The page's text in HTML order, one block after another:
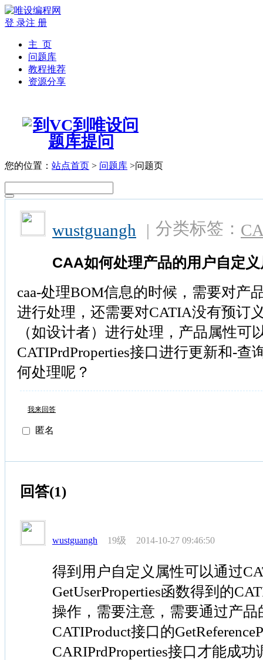
登 录注 册
主 页
问题库
教程推荐
资源分享
您的位置： 站点首页 > 问题库 >问题页
wustguangh | 分类标签：
CAA如何处理产品的用户自定
caa-处理BOM信息的时候，需要对产
进行处理，还需要对CATIA没有预订
（如设计者）进行处理，产品属性可
CATIPrdProperties接口进行更新和-查
何处理呢？
我来回答
匿名
回答(1)
wustguangh 19级 2014-10-27 09:46:50
得到用户自定义属性可以通过
GetUserProperties函数得到的
操作，需要注意，需要通过产品
CATIProduct接口的
CARIPrdProperties接口才能成功